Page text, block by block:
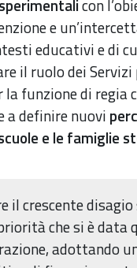
con
e
educativi e di
il ruolo dei Servizi
la funzione di regia
a definire nuovi
e le famiglie
il crescente disagio
che si è data
adottando